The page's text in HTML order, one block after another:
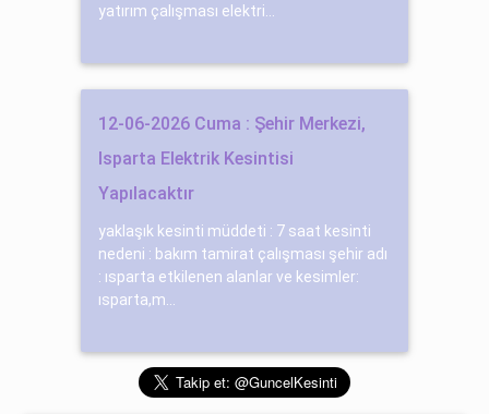
yatırım çalışması elektri...
12-06-2026 Cuma : Şehir Merkezi,
Isparta Elektrik Kesintisi
Yapılacaktır
yaklaşık kesinti müddeti : 7 saat kesinti
nedeni : bakım tamirat çalışması şehir adı
: ısparta etkilenen alanlar ve kesimler:
ısparta,m...